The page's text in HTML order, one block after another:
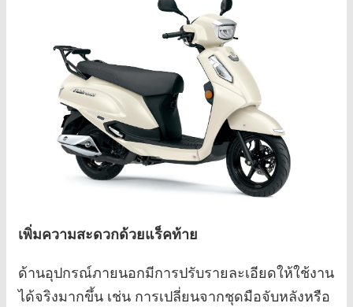
เพิ่มความสะดวกด้วยแร็คท้าย
ด้านอุปกรณ์ภายนอกมีการปรับรายละเอียดให้ใช้งาน
ได้จริงมากขึ้น เช่น การเปลี่ยนจากชุดมือจับหลังหรือ